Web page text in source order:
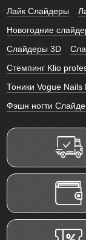
Лайк Слайдеры
Новогодние
Слайдеры 3D
Стемпинг Klio
Тоники Vogue Nails
Фэшн ногти